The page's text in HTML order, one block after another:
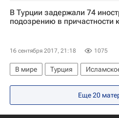
Москва
В Турции задержали 74
подозрению в причастности
16 сентября 2017, 21:18 1075
В мире Турция
Еще 20